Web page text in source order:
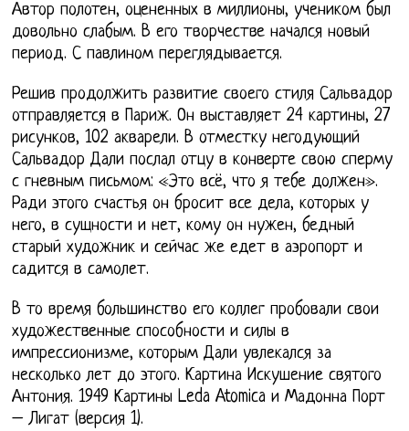
Автор полотен, оцененных в миллионы, учеником был
довольно слабым. В его творчестве начался новый
период. С павлином переглядывается.
Решив продолжить развитие своего стиля Сальвадор
отправляется в Париж. Он выставляет 24 картины, 27
рисунков, 102 акварели. В отместку негодующий
Сальвадор Дали послал отцу в конверте свою сперму
с гневным письмом: «Это всё, что я тебе должен».
Ради этого счастья он бросит все дела, которых у
него, в сущности и нет, кому он нужен, бедный
старый художник и сейчас же едет в аэропорт и
садится в самолет.
В то время большинство его коллег пробовали свои
художественные способности и силы в
импрессионизме, которым Дали увлекался за
несколько лет до этого. Картина Искушение святого
Антония. 1949 Картины Leda Atomica и Мадонна Порт
– Лигат (версия 1).